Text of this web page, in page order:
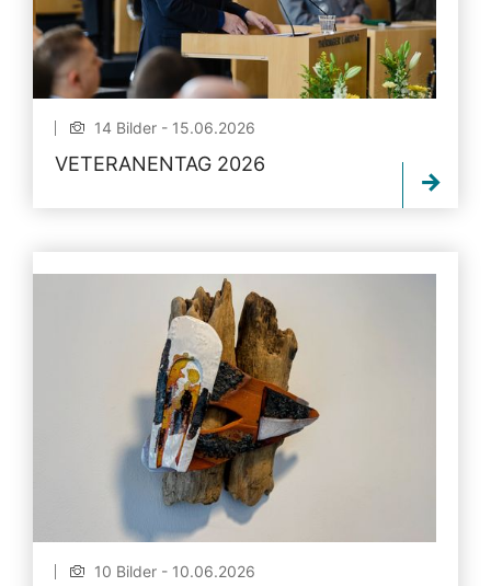
14 Bilder - 15.06.2026
VETERANENTAG 2026
10 Bilder - 10.06.2026